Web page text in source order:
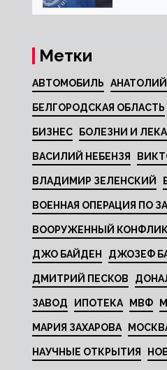
Метки
АВТОМОБИЛЬ
БЕЛГОРОДСКАЯ ОБЛАСТЬ
БИЗНЕС БОЛЕЗНИ И
ВАСИЛИЙ НЕБЕНЗЯ
ВЛАДИМИР ЗЕЛЕНСКИЙ
ВОЕННАЯ ОПЕРАЦИЯ ПО
ВООРУЖЕННЫЙ
ДЖО БАЙДЕН ДЖОЗЕФ
ДМИТРИЙ ПЕСКОВ
ЗАВОД ИПОТЕКА МВФ
МАРИЯ ЗАХАРОВА
НАУЧНЫЕ ОТКРЫТИЯ